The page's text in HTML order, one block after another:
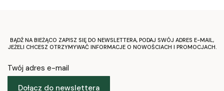
BĄDŹ NA BIEŻĄCO ZAPISZ SIĘ DO NEWSLETTERA, PODAJ SWÓJ ADRES E-MAIL,
JEŻELI CHCESZ OTRZYMYWAĆ INFORMACJE O NOWOŚCIACH I PROMOCJACH.
Twój adres e-mail
Dołącz do newslettera